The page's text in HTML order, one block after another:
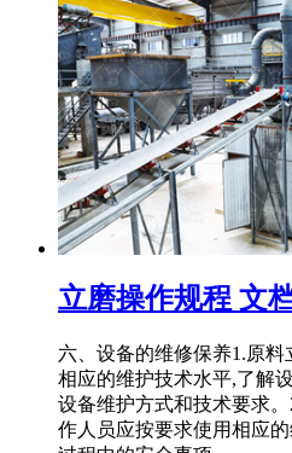
立磨操作规程 文
六、设备的维修保养1.原
相应的维护技术水平,了解
设备维护方式和技术要求
作人员应按要求使用相应